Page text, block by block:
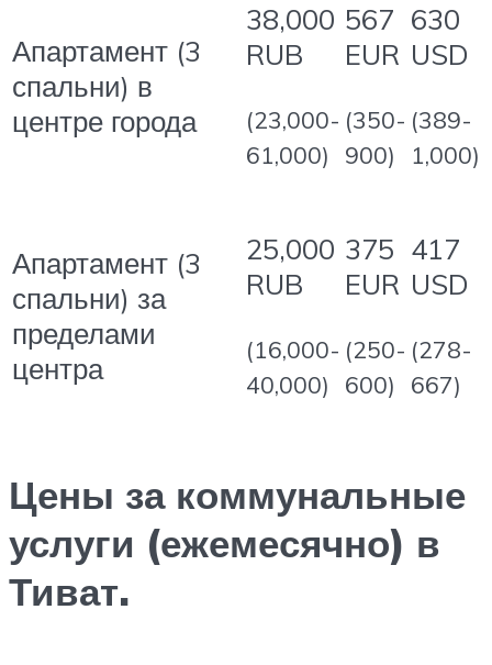
Апартамент (3
спальни) в
центре города
38,000
RUB
(23,000-
61,000)
567
EUR
(350-
900)
630
USD
(389-
1,000)
Апартамент (3
спальни) за
пределами
центра
25,000
RUB
(16,000-
40,000)
375
EUR
(250-
600)
417
USD
(278-
667)
Цены за коммунальные
услуги (ежемесячно) в
Тиват.